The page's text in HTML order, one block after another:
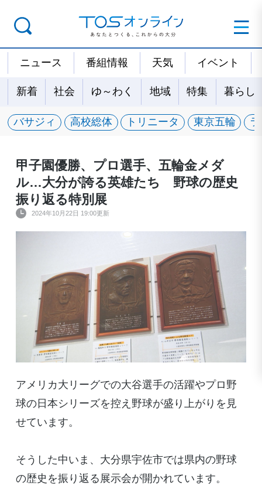
ニュース 番組情報 天気 イベント
新着 社会 ゆ～わく 地域 特集 暮らし
バサジィ 高校総体 トリニータ 東京五輪
甲子園優勝、プロ選手、五輪金メダ
ル…大分が誇る英雄たち 野球の歴史
振り返る特別展
2024年10月22日 19:00更新
アメリカ大リーグでの大谷選手の活躍やプロ野
球の日本シリーズを控え野球が盛り上がりを見
せています。
そうした中いま、大分県宇佐市では県内の野球
の歴史を振り返る展示会が開かれています。